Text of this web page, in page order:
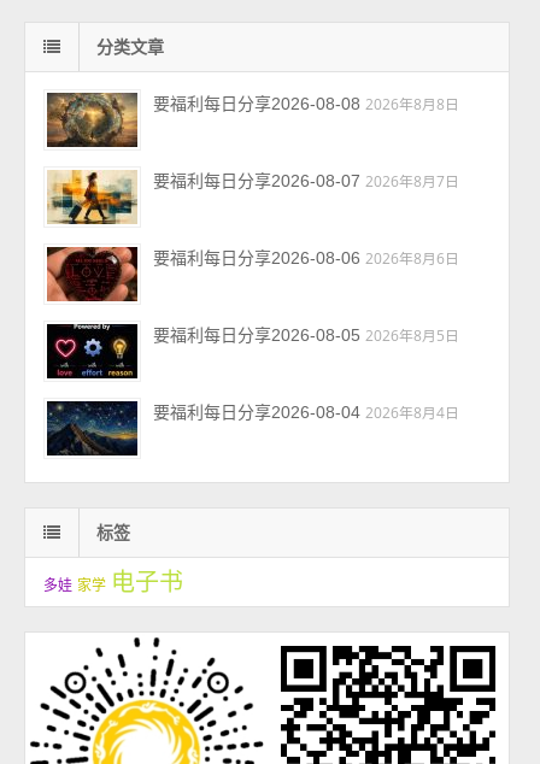
分类文章
要福利每日分享2026-08-08 2026年8月8日
要福利每日分享2026-08-07 2026年8月7日
要福利每日分享2026-08-06 2026年8月6日
要福利每日分享2026-08-05 2026年8月5日
要福利每日分享2026-08-04 2026年8月4日
标签
多娃 家学 电子书